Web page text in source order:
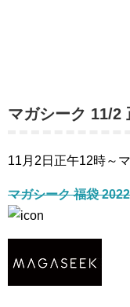
マガシーク 11/2
11月2日正午12時～
マガシーク 福袋